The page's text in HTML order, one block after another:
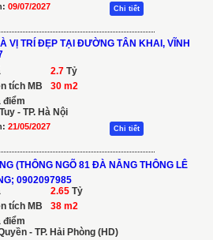
09/07/2027 Chi tiết
VỊ TRÍ ĐẸP TẠI ĐƯỜNG TÂN KHAI, VĨNH
2.7 Tỷ
tích MB
30 m2
điểm
- TP. Hà Nội
21/05/2027 Chi tiết
(THÔNG NGÕ 81 ĐÀ NẴNG THÔNG LÊ
0902097985
2.65 Tỷ
tích MB
38 m2
điểm
- TP. Hải Phòng (HD)